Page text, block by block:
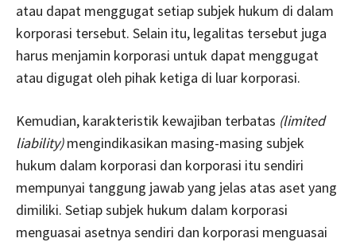
atau dapat menggugat setiap subjek hukum di dalam
korporasi tersebut. Selain itu, legalitas tersebut juga
harus menjamin korporasi untuk dapat menggugat
atau digugat oleh pihak ketiga di luar korporasi.
Kemudian, karakteristik kewajiban terbatas (limited
liability)mengindikasikan masing-masing subjek
hukum dalam korporasi dan korporasi itu sendiri
mempunyai tanggung jawab yang jelas atas aset yang
dimiliki. Setiap subjek hukum dalam korporasi
menguasai asetnya sendiri dan korporasi menguasai